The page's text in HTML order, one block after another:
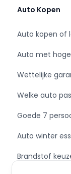
-
-
- DAB
-
-
-
-
-
Auto Kopen
Auto kopen of
Auto met
Wettelijke
Welke auto
Goede 7
Auto winter
Brandstof